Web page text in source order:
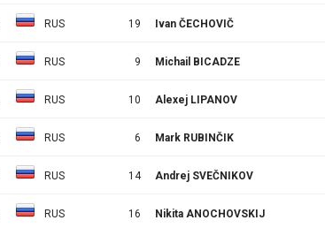
RUS 19 Ivan ČECHOVIČ
RUS 9 Michail BICADZE
RUS 10 Alexej LIPANOV
RUS 6 Mark RUBINČIK
RUS 14 Andrej SVEČNIKOV
RUS 16 Nikita ANOCHOVSKIJ